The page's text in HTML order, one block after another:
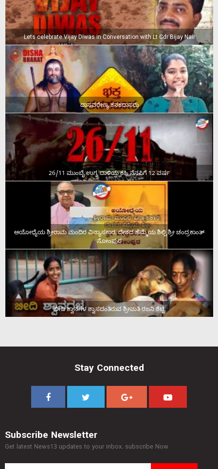
Lets celebrate Vijay Diwas in Conversation with Lt Cdr Bijay Nair
ದಾಸವರೇಣ್ಯ ಕನಕದಾಸರು
26/11 ಮುಂಬೈ ಉಗ್ರ ದಾಳಿಯ ಕಹಿ ನೆನಪಿಗೆ 12 ವರ್ಷ
ಅಯೋಧ್ಯೆಯ ಶ್ರೀರಾಮ ಮಂದಿರ ವಿನ್ಯಾಸಕಾರ, ದೇಶದ ಹೆಮ್ಮೆಯ ಶಿಲ್ಪಿ ಶ್ರೀ ಚಂದ್ರಕಾಂತ್‌
ಸೋಂಪುರ
ಬೀದಿ ಶ್ವಾನಗಳ ಶ್ವಾಸದಂತಿರುವ ಶ್ರೀಮತಿ ರಜನಿ ಶೆಟ್ಟಿ
Stay Connected
Subscribe Newsletter
Get latest News13 updates to your inbox. subscribe Now